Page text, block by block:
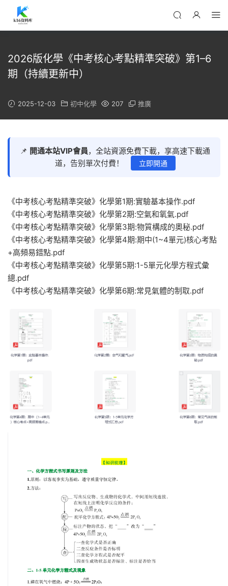
2026版化學《中考核心考點精準突破》第1–6
期（持續更新中）
2025-12-03 初中化學 207 推廣
📌 開通本站VIP會員，全站資源免費下載，享高速下載通
道，告别單次付費！
立即開通
《中考核心考點精準突破》化學第1期:實驗基本操作.pdf
《中考核心考點精準突破》化學第2期:空氣和氧氣.pdf
《中考核心考點精準突破》化學第3期:物質構成的奧秘.pdf
《中考核心考點精準突破》化學第4期:期中(1~4單元)核心考點
+高頻易錯點.pdf
《中考核心考點精準突破》化學第5期:1-5單元化學方程式彙
總.pdf
《中考核心考點精準突破》化學第6期:常見氣體的制取.pdf